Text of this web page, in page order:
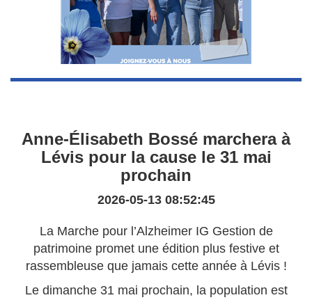
Anne-Élisabeth Bossé marchera à
Lévis pour la cause le 31 mai
prochain
2026-05-13 08:52:45
La Marche pour l’Alzheimer IG Gestion de
patrimoine promet une édition plus festive et
rassembleuse que jamais cette année à Lévis !
Le dimanche 31 mai prochain, la population est